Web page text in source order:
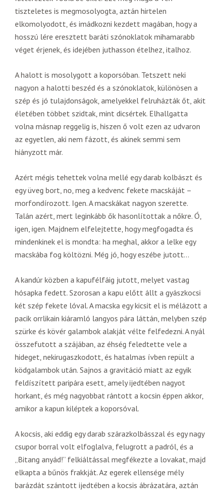
tiszteletes is megmosolyogta, aztán hirtelen
elkomolyodott, és imádkozni kezdett magában, hogy a
hosszú lére eresztett baráti szónoklatok mihamarabb
véget érjenek, és idejében juthasson ételhez, italhoz.
A halott is mosolygott a koporsóban. Tetszett neki
nagyon a halotti beszéd és a szónoklatok, különösen a
szép és jó tulajdonságok, amelyekkel felruházták őt, akit
életében többet szidtak, mint dicsértek. Elhallgatta
volna másnap reggelig is, hiszen ő volt ezen az udvaron
az egyetlen, aki nem fázott, és akinek semmi sem
hiányzott már.
Azért mégis tehettek volna mellé egy darab kolbászt és
egy üveg bort, no, meg a kedvenc fekete macskáját –
morfondírozott. Igen. A macskákat nagyon szerette.
Talán azért, mert leginkább ők hasonlítottak a nőkre. Ó,
igen, igen. Majdnem elfelejtette, hogy megfogadta és
mindenkinek el is mondta: ha meghal, akkor a lelke egy
macskába fog költözni. Még jó, hogy eszébe jutott…
A kandúr közben a kapufélfáig jutott, melyet vastag
hósapka fedett. Szorosan a kapu előtt állt a gyászkocsi
két szép fekete lóval. A macska egy kicsit el is mélázott a
pacik orrlikain kiáramló langyos pára láttán, melyben szép
szürke és kövér galambok alakját vélte felfedezni. A nyál
összefutott a szájában, az éhség feledtette vele a
hideget, nekirugaszkodott, és hatalmas ívben repült a
ködgalambok után. Sajnos a gravitáció miatt az egyik
feldíszített paripára esett, amely ijedtében nagyot
horkant, és még nagyobbat rántott a kocsin éppen akkor,
amikor a kapun kiléptek a koporsóval.
A kocsis, aki eddig egy darab szárazkolbásszal és egy nagy
csupor borral volt elfoglalva, felugrott a padról, és a
„Bitang anyád!” felkiáltással megfékezte a lovakat, majd
elkapta a bűnös frakkját. Az egerek ellensége mély
barázdát szántott ijedtében a kocsis ábrázatára, aztán